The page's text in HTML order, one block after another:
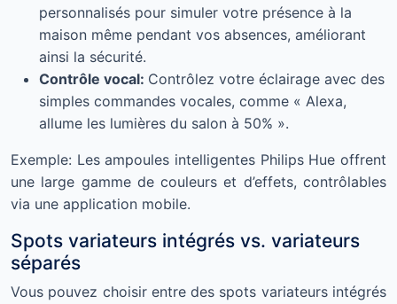
personnalisés pour simuler votre présence à la
maison même pendant vos absences, améliorant
ainsi la sécurité.
Contrôle vocal: Contrôlez votre éclairage avec des
simples commandes vocales, comme « Alexa,
allume les lumières du salon à 50% ».
Exemple: Les ampoules intelligentes Philips Hue offrent
une large gamme de couleurs et d’effets, contrôlables
via une application mobile.
Spots variateurs intégrés vs. variateurs
séparés
Vous pouvez choisir entre des spots variateurs intégrés